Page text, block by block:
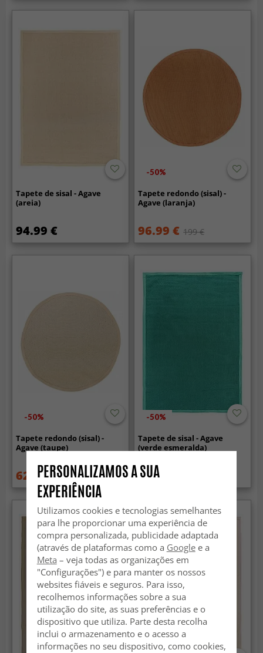
Tapete de sisal - Agave
(areia)
94.99 €
-50%
Tapete redondo (sisal) -
Agave (laranja)
96.99 € 199 €
-50%
Tapete redondo (sisal) -
Agave (taupe)
62.99 € 124.99 €
-50%
Tapete de sisal - Agave
(verde esmeralda)
30.99 €
PERSONALIZAMOS A SUA
EXPERIÊNCIA
Utilizamos cookies e tecnologias semelhantes
para lhe proporcionar uma experiência de
compra personalizada, publicidade adaptada
(através de plataformas como a Googlee a
Meta – veja todas as organizações em
"Configurações") e para manter os nossos
websites fiáveis e seguros. Para isso,
recolhemos informações sobre a sua
utilização do site, as suas preferências e o
dispositivo que utiliza. Parte desta recolha
inclui o armazenamento e o acesso a
informações no seu dispositivo, como cookies,